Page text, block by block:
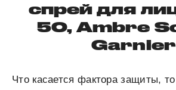
спрей для
50, Ambre
Garnier
Что касается фактора защиты,